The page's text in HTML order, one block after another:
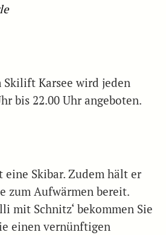
Karsee wird jeden
bis 22.00 Uhr angeboten.
eine Skibar. Zudem hält er
zum Aufwärmen bereit.
mit Schnitz‘ bekommen Sie
einen vernünftigen